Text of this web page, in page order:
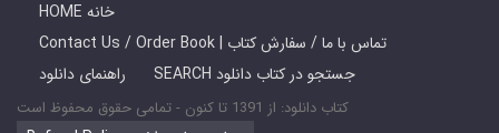
HOME خانه
Contact Us / Order Book | تماس با ما / سفارش کتاب
راهنمای دانلود
SEARCH جستجو در کتاب دانلود
کتاب دانلود: از 1391 تا کنون - تمامی حقوق محفوظ است